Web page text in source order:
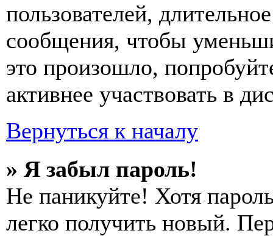
пользователей,
сообщения, чтобы
это произошло,
активнее участвовать в
Вернуться к началу
» Я забыл пароль!
Не паникуйте! Хотя
легко получить новый.